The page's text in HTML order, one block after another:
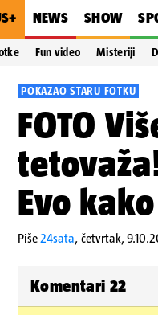
NEWS SHOW
Fun video Misteriji
POKAZAO STARU FOTKU
FOTO
Evo
Piše24sata, četvrtak,
Komentari 22